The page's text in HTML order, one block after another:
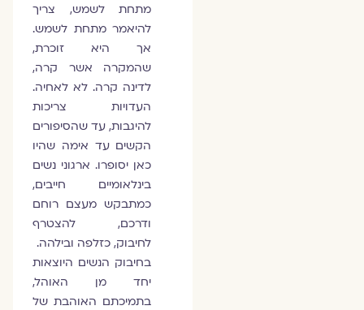
מתחת לשמש, צריך
להיאמר מתחת לשמש.
אך היא זוכרת,
שהמקרה אשר קרה,
לדינה קרה. לא לאחיה.
העדויות צריכות
להיגבות, עד שהסיפורים
הקשים עד אימה שהיו
כאן יסופרו. ארגוני נשים
בינלאומיים חייבים,
כמתבקש מעצם רוחם
ודרכם, להצטרף
לחיבוק, כזלפה ובילהה.
בחיבוק הנשים היוצאות
יחד מן האוהל,
בתמיכתם האוהבת של